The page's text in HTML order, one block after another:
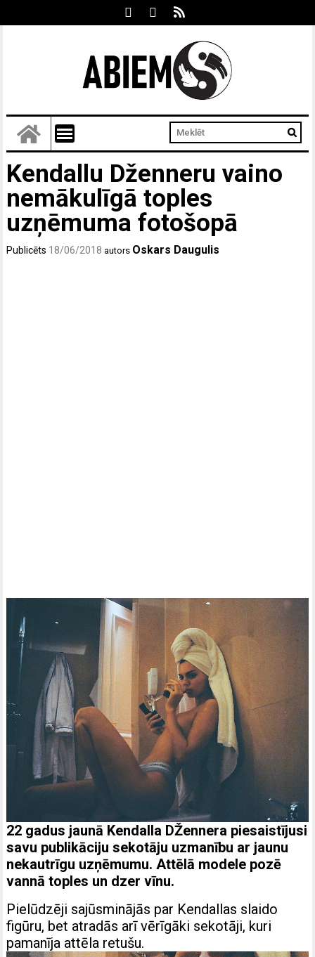
Kendallu Dženneru vaino
nemākulīgā toples
uzņēmuma fotošopā
Publicēts 18/06/2018 autors Oskars Daugulis
22 gadus jaunā Kendalla DŽennera piesaistījusi
savu publikāciju sekotāju uzmanību ar jaunu
nekautrīgu uzņēmumu. Attēlā modele pozē
vannā toples un dzer vīnu.
Pielūdzēji sajūsminājās par Kendallas slaido
figūru, bet atradās arī vērīgāki sekotāji, kuri
pamanīja attēla retušu.